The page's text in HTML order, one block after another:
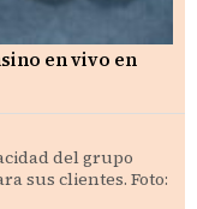
en vivo en